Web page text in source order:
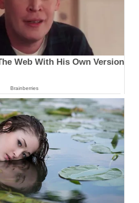
Web With His Own Version
Brainberries